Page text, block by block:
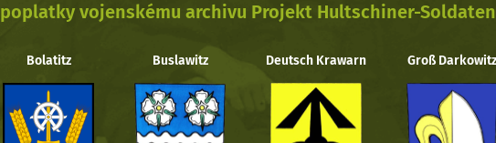
poplatky vojenskému archivu Projekt Hultschiner-
Bolatitz Buslawitz Deutsch Krawarn Groß Darkowitz